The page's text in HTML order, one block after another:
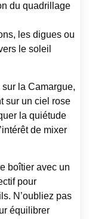
du quadrillage
les digues ou
le soleil
la Camargue,
sur un ciel rose
la quiétude
de mixer
boîtier avec un
pour
N’oubliez pas
équilibrer